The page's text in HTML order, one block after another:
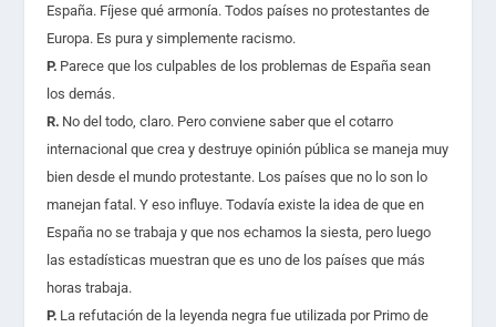
España. Fíjese qué armonía. Todos países no protestantes de
Europa. Es pura y simplemente racismo.
P. Parece que los culpables de los problemas de España sean
los demás.
R. No del todo, claro. Pero conviene saber que el cotarro
internacional que crea y destruye opinión pública se maneja muy
bien desde el mundo protestante. Los países que no lo son lo
manejan fatal. Y eso influye. Todavía existe la idea de que en
España no se trabaja y que nos echamos la siesta, pero luego
las estadísticas muestran que es uno de los países que más
horas trabaja.
P. La refutación de la leyenda negra fue utilizada por Primo de